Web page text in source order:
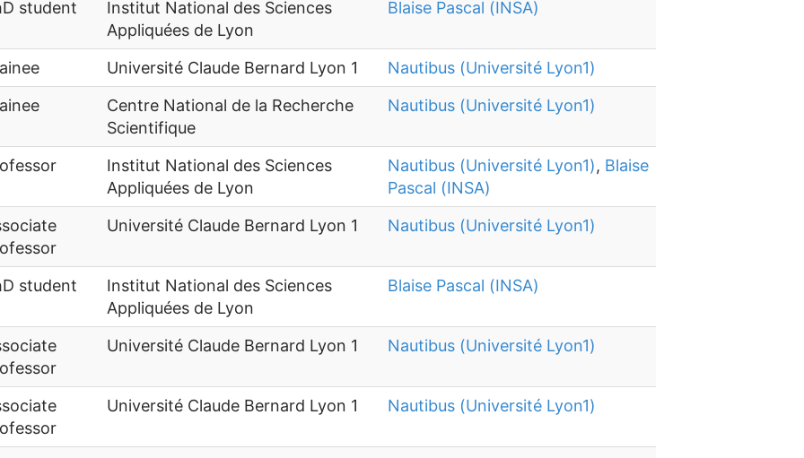
student
Institut National des Sciences
Appliquées de Lyon
Blaise Pascal (INSA)
Université Claude Bernard Lyon 1
Nautibus (Université Lyon1)
Centre National de la Recherche
Scientifique
Nautibus (Université Lyon1)
Institut National des Sciences
Appliquées de Lyon
Nautibus (Université Lyon1), Blaise
Pascal (INSA)
Université Claude Bernard Lyon 1 Nautibus (Université Lyon1)
student
Institut National des Sciences
Appliquées de Lyon
Blaise Pascal (INSA)
Université Claude Bernard Lyon 1 Nautibus (Université Lyon1)
Université Claude Bernard Lyon 1 Nautibus (Université Lyon1)